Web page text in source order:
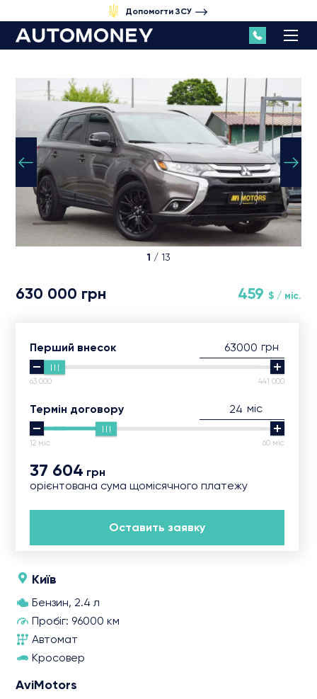
Допомогти ЗСУ
1 / 13
630 000 грн 459 $ / міс.
Перший внесок грн
63 000 441 000
Термін договору міс
12 міс 60 міс
37 604 грн
орієнтована сума щомісячного платежу
Оставить заявку
Київ
Бензин, 2.4 л
Пробіг: 96000 км
Автомат
Кросовер
AviMotors